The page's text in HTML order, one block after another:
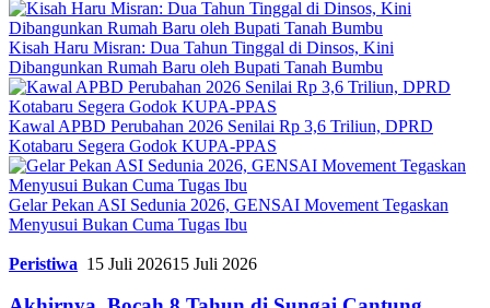
Kisah Haru Misran: Dua Tahun Tinggal di Dinsos, Kini
Dibangunkan Rumah Baru oleh Bupati Tanah Bumbu
Kawal APBD Perubahan 2026 Senilai Rp 3,6 Triliun, DPRD
Kotabaru Segera Godok KUPA-PPAS
Gelar Pekan ASI Sedunia 2026, GENSAI Movement Tegaskan
Menyusui Bukan Cuma Tugas Ibu
Peristiwa 15 Juli 202615 Juli 2026